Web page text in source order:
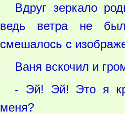
Вдруг зеркало
ведь ветра не
смешалось с
Ваня вскочил и
- Эй! Эй! Это я
меня?